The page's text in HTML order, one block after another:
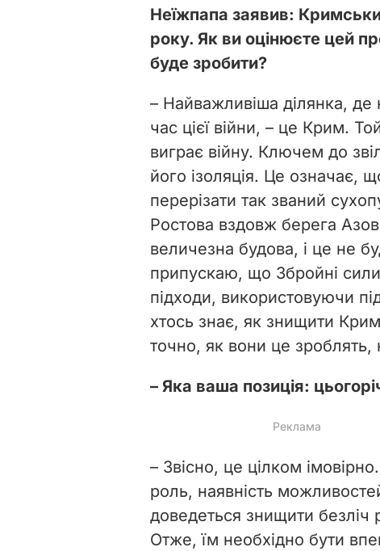
Неїжпапа заявив:
року. Як ви оцінюєте цей
буде зробити?
– Найважливіша ділянка, де
час цієї війни, – це Крим.
виграє війну. Ключем до
його ізоляція. Це означає,
перерізати так званий
Ростова вздовж берега
величезна будова, і це не
припускаю, що Збройні сили
підходи, використовуючи
хтось знає, як знищити
точно, як вони це
– Яка ваша позиція:
– Звісно, це цілком
роль, наявність
доведеться знищити безліч
Отже, їм необхідно бути